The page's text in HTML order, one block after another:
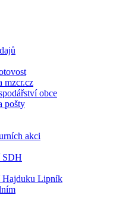
mzcr.cz
obce
pošty
akci
SDH
Hajduku Lipník